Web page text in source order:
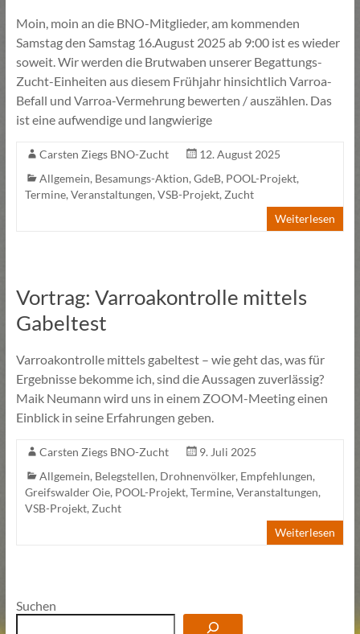
Moin, moin an die BNO-Mitglieder, am kommenden
Samstag den Samstag 16.August 2025 ab 9:00 ist es wieder
soweit. Wir werden die Brutwaben unserer Begattungs-
Zucht-Einheiten aus diesem Frühjahr hinsichtlich Varroa-
Befall und Varroa-Vermehrung bewerten / auszählen. Das
ist eine aufwendige und langwierige
Carsten Ziegs BNO-Zucht
12. August 2025
Allgemein, Besamungs-Aktion, GdeB, POOL-Projekt,
Termine, Veranstaltungen, VSB-Projekt, Zucht
Weiterlesen
Vortrag: Varroakontrolle mittels
Gabeltest
Varroakontrolle mittels gabeltest – wie geht das, was für
Ergebnisse bekomme ich, sind die Aussagen zuverlässig?
Maik Neumann wird uns in einem ZOOM-Meeting einen
Einblick in seine Erfahrungen geben.
Carsten Ziegs BNO-Zucht
9. Juli 2025
Allgemein, Belegstellen, Drohnenvölker, Empfehlungen,
Greifswalder Oie, POOL-Projekt, Termine, Veranstaltungen,
VSB-Projekt, Zucht
Weiterlesen
Suchen